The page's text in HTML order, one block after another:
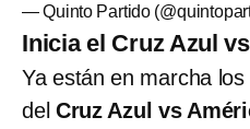
— Quinto Partido
Inicia el Cruz Azul
Ya están en marcha
del Cruz Azul vs